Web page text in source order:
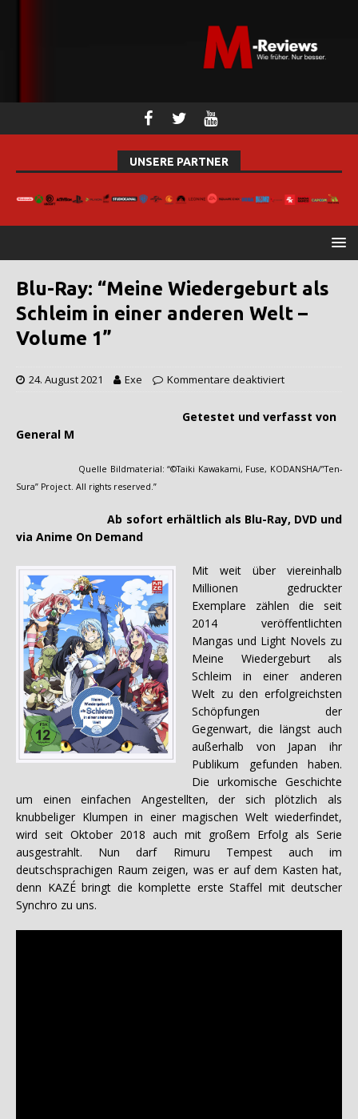
UNSERE PARTNER
Blu-Ray: “Meine Wiedergeburt als
Schleim in einer anderen Welt –
Volume 1”
24. August 2021 Exe Kommentare deaktiviert
Getestet und verfasst von
General M
Quelle Bildmaterial: “©Taiki Kawakami, Fuse, KODANSHA/”Ten-
Sura” Project. All rights reserved.”
Ab sofort erhältlich als Blu-Ray, DVD und
via Anime On Demand
Mit weit über viereinhalb
Millionen gedruckter
Exemplare zählen die seit
2014 veröffentlichten
Mangas und Light Novels zu
Meine Wiedergeburt als
Schleim in einer anderen
Welt zu den erfolgreichsten
Schöpfungen der
Gegenwart, die längst auch
außerhalb von Japan ihr
Publikum gefunden haben.
Die urkomische Geschichte
um einen einfachen Angestellten, der sich plötzlich als
knubbeliger Klumpen in einer magischen Welt wiederfindet,
wird seit Oktober 2018 auch mit großem Erfolg als Serie
ausgestrahlt. Nun darf Rimuru Tempest auch im
deutschsprachigen Raum zeigen, was er auf dem Kasten hat,
denn KAZÉ bringt die komplette erste Staffel mit deutscher
Synchro zu uns.